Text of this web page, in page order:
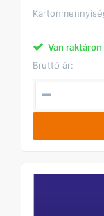
Van raktáron
Bruttó ár: